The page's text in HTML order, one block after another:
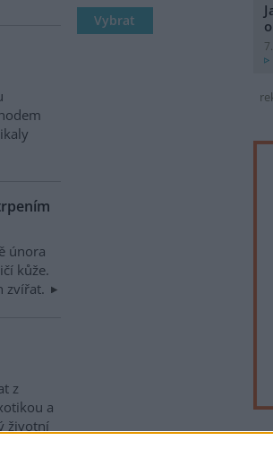
února
kůže.
zvířat.
z
a
životní